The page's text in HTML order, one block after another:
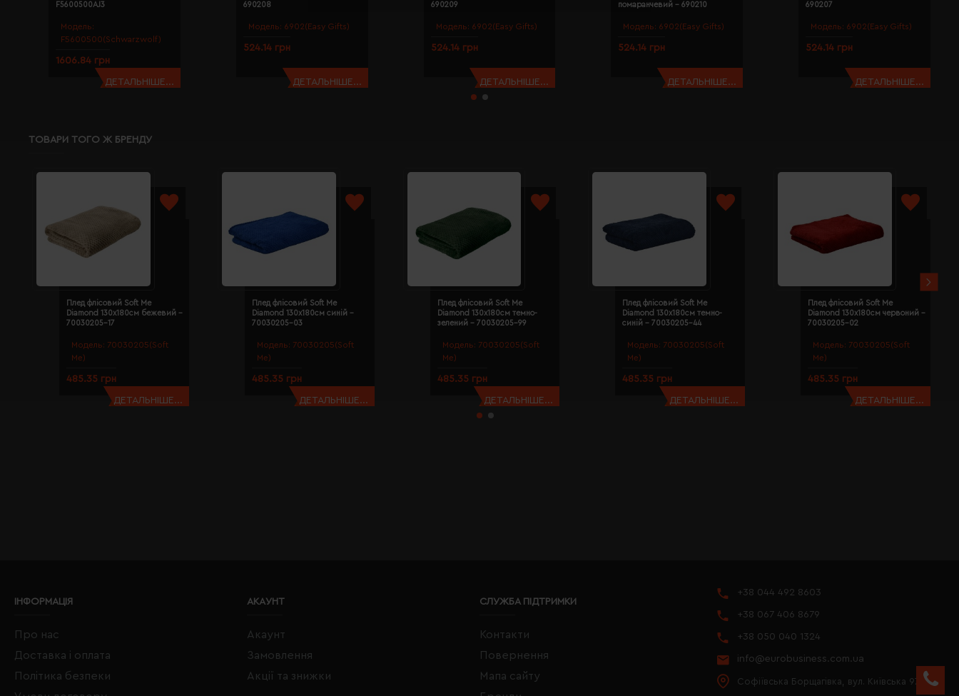
Модель:
F5600500(Schwarzwolf)
F5600500AJ3
1606.84 грн
ДЕТАЛЬНІШЕ...
Модель: 6902(Easy Gifts)
690208
524.14 грн
ДЕТАЛЬНІШЕ...
Модель: 6902(Easy Gifts)
690209
524.14 грн
ДЕТАЛЬНІШЕ...
Модель: 6902(Easy Gifts)
помаранчевий - 690210
524.14 грн
ДЕТАЛЬНІШЕ...
Модель: 6902(Easy Gifts)
690207
524.14 грн
ДЕТАЛЬНІШЕ...
ТОВАРИ ТОГО Ж БРЕНДУ
Модель: 70030205(Soft
Me)
Плед флісовий Soft Me
Diamond 130х180см бежевий -
70030205-17
485.35 грн
ДЕТАЛЬНІШЕ...
Модель: 70030205(Soft
Me)
Плед флісовий Soft Me
Diamond 130х180см синій -
70030205-03
485.35 грн
ДЕТАЛЬНІШЕ...
Модель: 70030205(Soft
Me)
Плед флісовий Soft Me
Diamond 130х180см темно-
зелений - 70030205-99
485.35 грн
ДЕТАЛЬНІШЕ...
Модель: 70030205(Soft
Me)
Плед флісовий Soft Me
Diamond 130х180см темно-
синій - 70030205-44
485.35 грн
ДЕТАЛЬНІШЕ...
Модель: 70030205(Soft
Me)
Плед флісовий Soft Me
Diamond 130х180см червоний -
70030205-02
485.35 грн
ДЕТАЛЬНІШЕ...
ІНФОРМАЦІЯ
Про нас
Доставка і оплата
Політика безпеки
АКАУНТ
Акаунт
Замовлення
Акції та знижки
СЛУЖБА ПІДТРИМКИ
Контакти
Повернення
Мапа сайту
+38 044 492 8603
+38 067 406 8679
+38 050 040 1324
info@eurobusiness.com.ua
Софіївська Борщагівка, вул. Київська 97